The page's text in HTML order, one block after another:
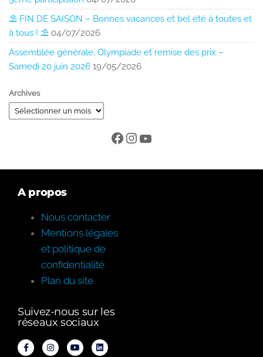
⛱️ FIN DE SAISON – Bonnes vacances et bel été à toutes et
à tous ! ⛱️ 04/07/2026
Assemblée générale, Olympiade et remise des prix –
Samedi 20 juin 2026 19/05/2026
Archives
A propos
Nous contacter
Mentions légales
et politique de
confidentialité
Plan du site
Suivez-nous sur les
réseaux sociaux